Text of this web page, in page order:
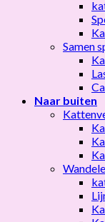
Samen
Naar buiten